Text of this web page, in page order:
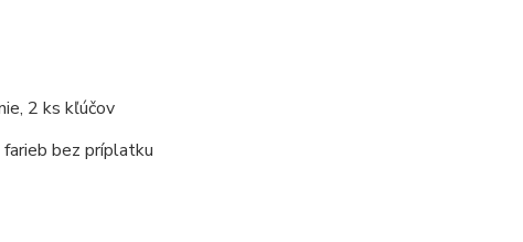
2 ks kľúčov
bez príplatku